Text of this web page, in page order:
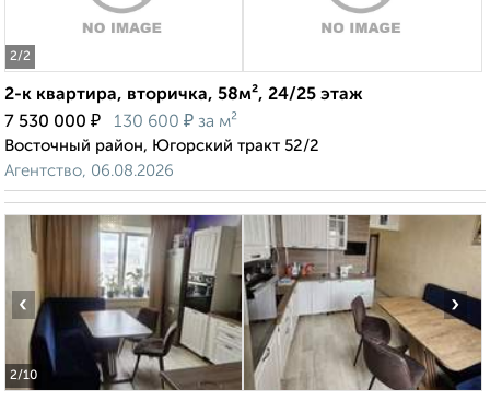
2/2
2-к квартира, вторичка, 58м², 24/25 этаж
7 530 000 ₽ 130 600 ₽ за м²
Восточный район, Югорский тракт 52/2
Агентство, 06.08.2026
2/10
‹ ›